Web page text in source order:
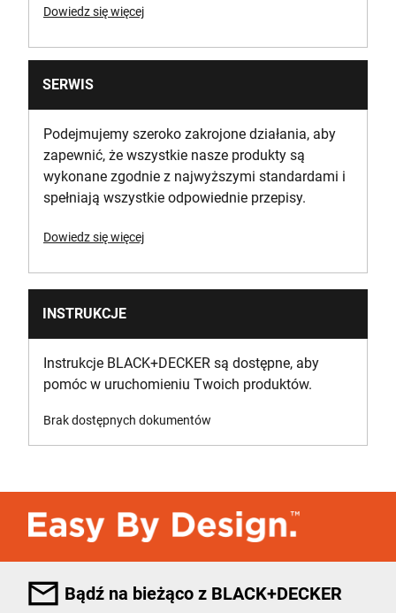
Dowiedz się więcej
SERWIS
Podejmujemy szeroko zakrojone działania, aby
zapewnić, że wszystkie nasze produkty są
wykonane zgodnie z najwyższymi standardami i
spełniają wszystkie odpowiednie przepisy.
Dowiedz się więcej
INSTRUKCJE
Instrukcje BLACK+DECKER są dostępne, aby
pomóc w uruchomieniu Twoich produktów.
Brak dostępnych dokumentów
Bądź na bieżąco z BLACK+DECKER